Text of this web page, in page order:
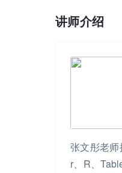
讲师介绍
张文彤老
r、R、